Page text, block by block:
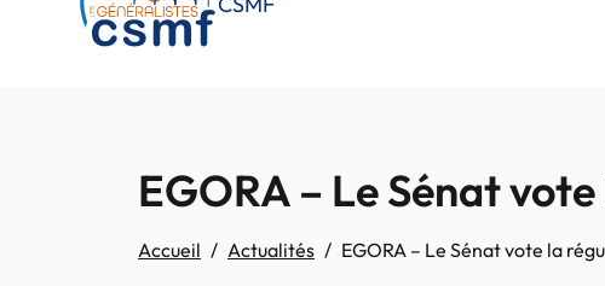
EGORA – Le Sénat
Accueil Actualités EGORA – Le Sénat vote la